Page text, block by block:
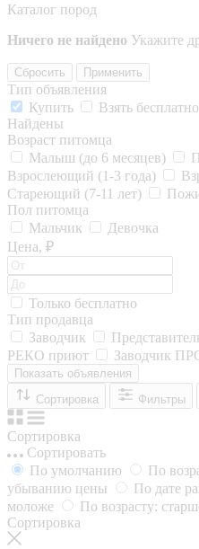
Каталог пород
Ничего не найдено Укажите
Сбросить Применить
Тип объявления
Купить
Взять бесплатно
Найдены
Возраст питомца
Малыш (до 6 месяцев)
Взрослеющий (1-3 года)
Стареющий (7-11 лет)
Пол питомца
Мальчик
Девочка
Цена, ₽
Только бесплатно
Тип продавца
Заводчик
РЕКО приют
Заводчик
Показать объявления
Сортировка
Фильтры
Сортировка
Сортировать
По умолчанию
По
убыванию цены
По дате
моложе
По возрасту:
Сортировка